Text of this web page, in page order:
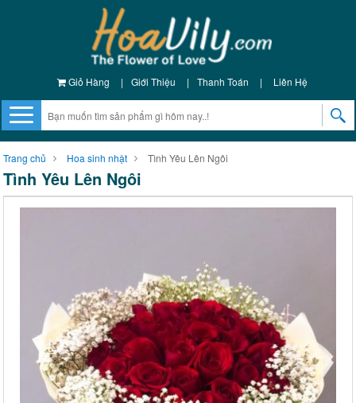
Giỏ Hàng | Giới Thiệu | Thanh Toán | Liên Hệ
Trang chủ Hoa sinh nhật Tình Yêu Lên Ngôi
Tình Yêu Lên Ngôi